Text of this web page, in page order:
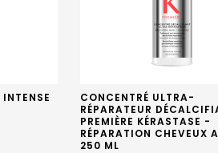
CONCENTRÉ ULTRA-
RÉPARATEUR
PREMIÈRE KÉRASTASE -
RÉPARATION CHEVEUX
250 ML